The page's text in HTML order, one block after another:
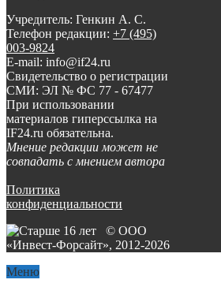
Учредитель: Генкин А. С.
Телефон редакции: +7 (495)
003-9824
E-mail: info@if24.ru
Свидетельство о регистрации
СМИ: ЭЛ № ФС 77 - 67477
При использовании
материалов гиперссылка на
IF24.ru обязательна.
Мнение редакции может не
совпадать с мнением автора
Политика
конфиденциальности
© ООО
«Инвест-Форсайт», 2012-2026
Меню